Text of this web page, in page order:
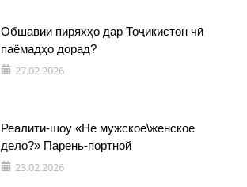
Обшавии пиряхҳо дар Тоҷикистон чӣ
паёмадҳо дорад?
27.02.2026
Реалити-шоу «Не мужское\женское
дело?» Парень-портной
23.02.2026